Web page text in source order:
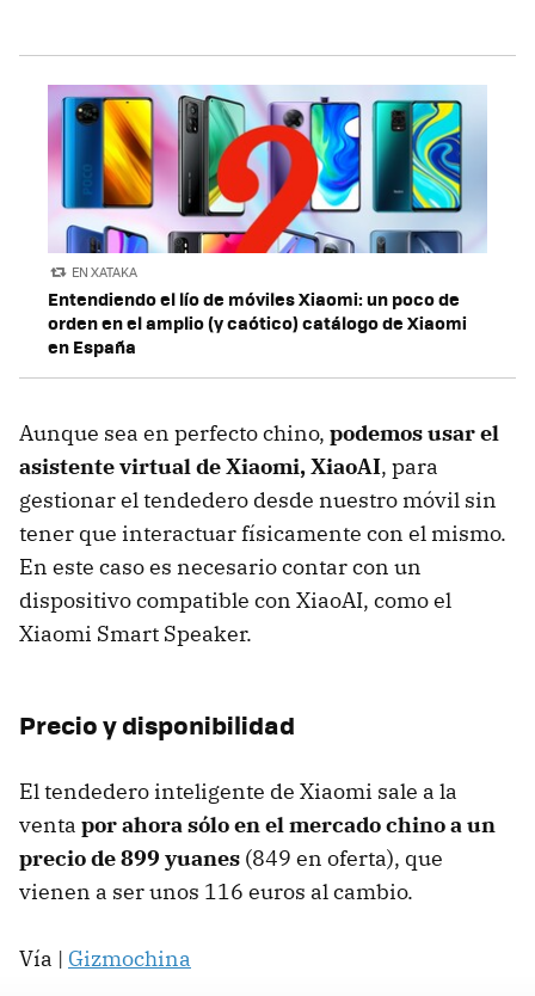
EN XATAKA
Entendiendo el lío de móviles Xiaomi: un poco de
orden en el amplio (y caótico) catálogo de Xiaomi
en España
Aunque sea en perfecto chino, podemos usar el
asistente virtual de Xiaomi, XiaoAI, para
gestionar el tendedero desde nuestro móvil sin
tener que interactuar físicamente con el mismo.
En este caso es necesario contar con un
dispositivo compatible con XiaoAI, como el
Xiaomi Smart Speaker.
Precio y disponibilidad
El tendedero inteligente de Xiaomi sale a la
venta por ahora sólo en el mercado chino a un
precio de 899 yuanes (849 en oferta), que
vienen a ser unos 116 euros al cambio.
Vía | Gizmochina